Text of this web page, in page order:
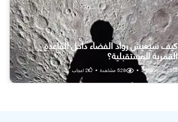
كيف سيعيش رواد الفضاء داخل القاعدة
القمرية المستقبلية؟
25 يوليو، 2026 •
528مشاهدة •
2اعجاب